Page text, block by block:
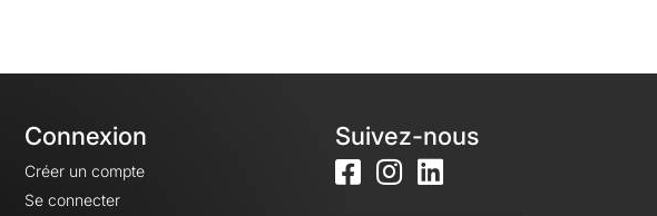
Connexion
Créer un compte
Se connecter
Suivez-nous